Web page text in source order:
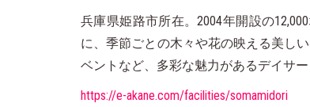
兵庫県姫路市所在。2004年開設の
に、季節ごとの木々や花の映える美し
ベントなど、多彩な魅力があるデイサ
https://e-akane.com/facilities/somamidori